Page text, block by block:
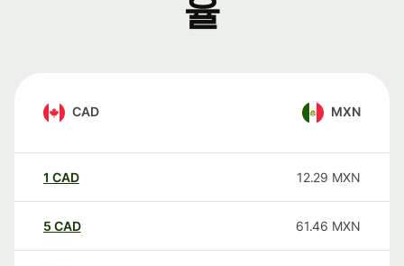
율
CAD MXN
1 CAD 12.29 MXN
5 CAD 61.46 MXN